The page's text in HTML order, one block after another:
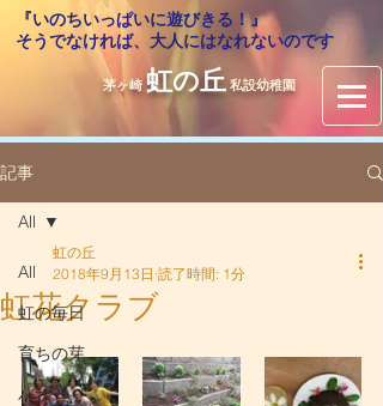
『いのちいっぱいに遊びきる！』
​そうでなければ、大人にはなれないのです
茅ヶ崎 虹の丘 私設幼稚園
記事
All
虹の毎日
育ちの芽
バザー
All
虹花クラブ
虹の丘
2018年9月13日 読了時間: 1分